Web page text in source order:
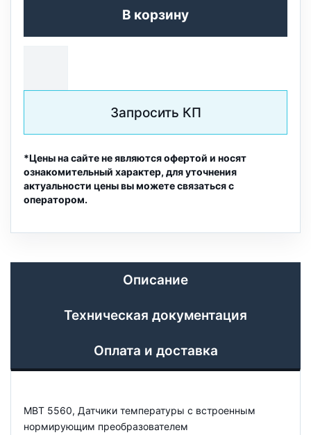
В корзину
Запросить КП
*Цены на сайте не являются офертой и носят
ознакомительный характер, для уточнения
актуальности цены вы можете связаться с
оператором.
Описание
Техническая документация
Оплата и доставка
MBT 5560, Датчики температуры с встроенным
нормирующим преобразователем